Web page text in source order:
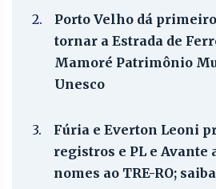
2.
Porto Velho dá
tornar a Estrada de
Mamoré Patrimônio
Unesco
3.
Fúria e Everton Leoni
registros e PL e Avante
nomes ao TRE-RO;